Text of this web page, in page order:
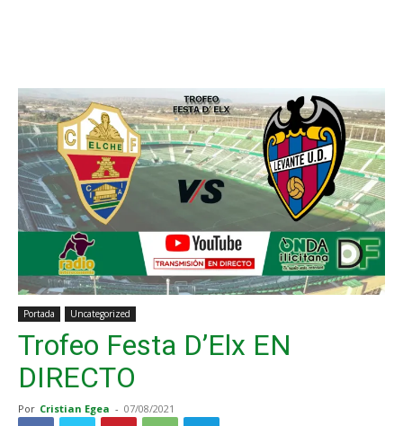
Portada Uncategorized
Trofeo Festa D’Elx EN
DIRECTO
Por Cristian Egea - 07/08/2021